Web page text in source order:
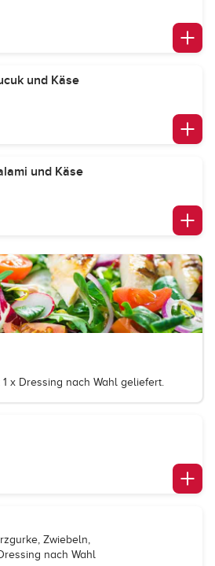
und Käse
und Käse
x Dressing nach Wahl geliefert.
Zwiebeln,
nach Wahl